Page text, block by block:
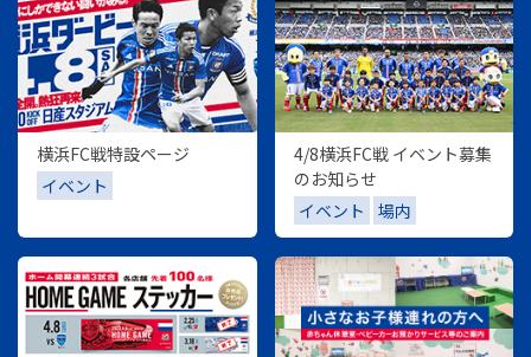
横浜FC戦特設ページ
イベント
4/8横浜FC戦 イベント募集
のお知らせ
イベント
場内